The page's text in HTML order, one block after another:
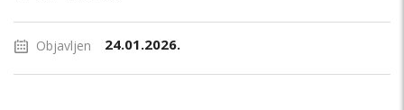
Objavljen 24.01.2026.